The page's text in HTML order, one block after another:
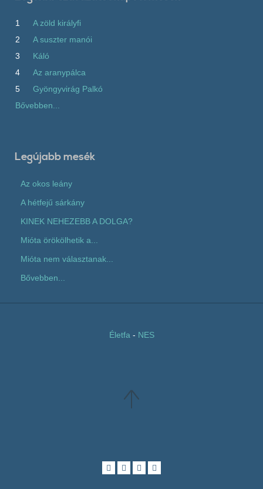
1
A zöld királyfi
2
A suszter manói
3
Káló
4
Az aranypálca
5
Gyöngyvirág Palkó
Bővebben...
Legújabb mesék
Az okos leány
A hétfejű sárkány
KINEK NEHEZEBB A DOLGA?
Mióta örökölhetik a...
Mióta nem választanak...
Bővebben...
Életfa - NES